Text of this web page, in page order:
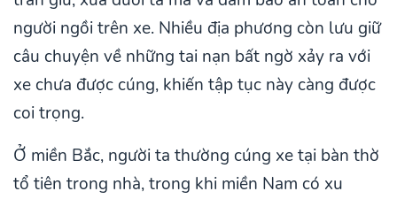
người ngồi trên xe. Nhiều địa phương còn lưu giữ
câu chuyện về những tai nạn bất ngờ xảy ra với
xe chưa được cúng, khiến tập tục này càng được
coi trọng.
Ở miền Bắc, người ta thường cúng xe tại bàn thờ
tổ tiên trong nhà, trong khi miền Nam có xu